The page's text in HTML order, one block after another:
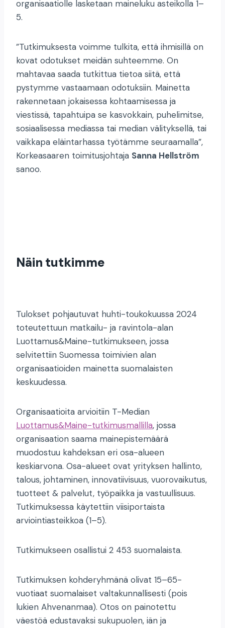
organisaatiolle lasketaan maineluku asteikolla 1–
5.
”Tutkimuksesta voimme tulkita, että ihmisillä on
kovat odotukset meidän suhteemme. On
mahtavaa saada tutkittua tietoa siitä, että
pystymme vastaamaan odotuksiin. Mainetta
rakennetaan jokaisessa kohtaamisessa ja
viestissä, tapahtuipa se kasvokkain, puhelimitse,
sosiaalisessa mediassa tai median välityksellä, tai
vaikkapa eläintarhassa työtämme seuraamalla”,
Korkeasaaren toimitusjohtaja Sanna Hellström
sanoo.
Näin tutkimme
Tulokset pohjautuvat huhti-toukokuussa 2024
toteutettuun matkailu- ja ravintola-alan
Luottamus&Maine-tutkimukseen, jossa
selvitettiin Suomessa toimivien alan
organisaatioiden mainetta suomalaisten
keskuudessa.
Organisaatioita arvioitiin T-Median
Luottamus&Maine-tutkimusmallilla, jossa
organisaation saama mainepistemäärä
muodostuu kahdeksan eri osa-alueen
keskiarvona. Osa-alueet ovat yrityksen hallinto,
talous, johtaminen, innovatiivisuus, vuorovaikutus,
tuotteet & palvelut, työpaikka ja vastuullisuus.
Tutkimuksessa käytettiin viisiportaista
arviointiasteikkoa (1–5).
Tutkimukseen osallistui 2 453 suomalaista.
Tutkimuksen kohderyhmänä olivat 15–65-
vuotiaat suomalaiset valtakunnallisesti (pois
lukien Ahvenanmaa). Otos on painotettu
väestöä edustavaksi sukupuolen, iän ja